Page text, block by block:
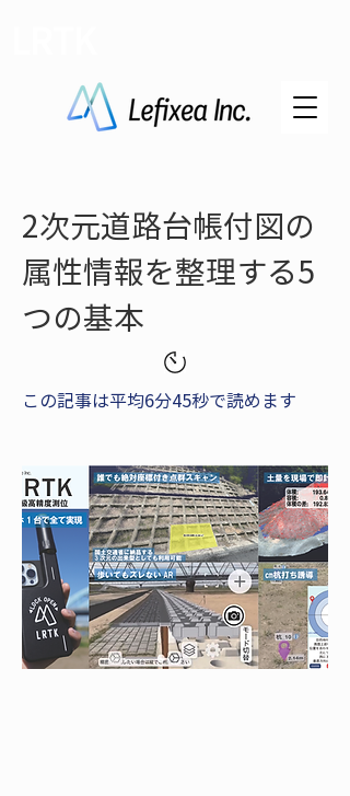
2次元道路台帳付図の
属性情報を整理する5
つの基本
この記事は平均6分45秒で読めます